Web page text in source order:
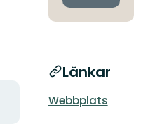
Länkar
Webbplats